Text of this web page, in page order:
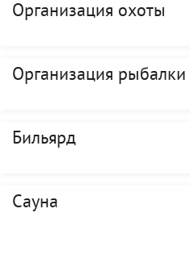
Организация охоты
Организация рыбалки
Бильярд
Сауна